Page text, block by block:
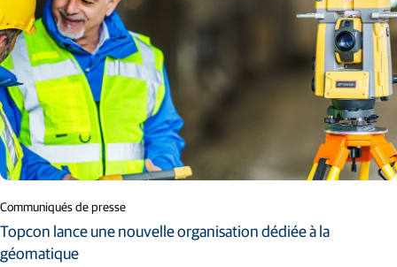
Communiqués de presse
Topcon lance une nouvelle organisation dédiée à la
géomatique